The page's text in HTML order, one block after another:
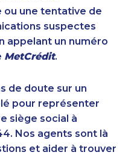
1-647-715-9375
1-438-230-1385
1-905-288-1053
1-587-316-3439
1-587-319-2217
1-780-936-8209
ou une tentative de
suspectes
appelant un numéro
MetCrédit.
de doute sur un
pour représenter
siège social à
Nos agents sont là
et aider à trouver